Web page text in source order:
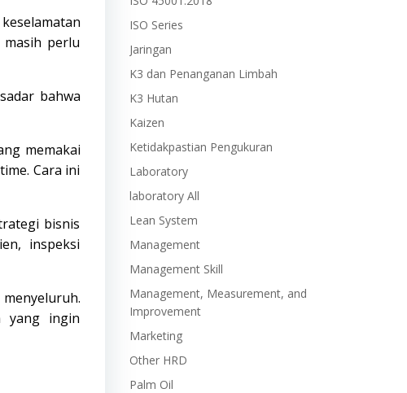
perlu
bahwa
memakai
Cara ini
bisnis
inspeksi
yang ingin
ISO Series
Jaringan
K3 dan Penanganan Limbah
K3 Hutan
Kaizen
Ketidakpastian Pengukuran
Laboratory
laboratory All
Lean System
Management
Management Skill
Management, Measurement, and
Improvement
Marketing
Other HRD
Palm Oil